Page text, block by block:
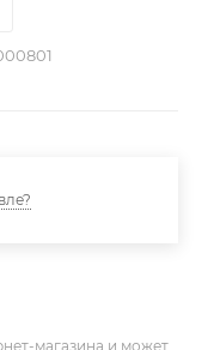
магазина и может